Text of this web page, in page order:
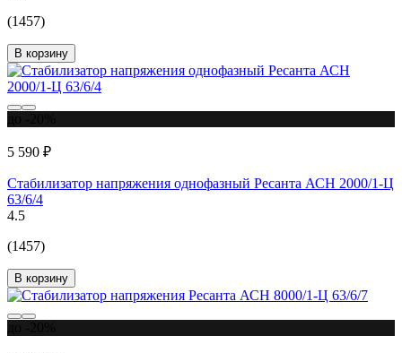
(1457)
В корзину
5 590 ₽
Стабилизатор напряжения однофазный Ресанта АСН 2000/1-Ц
63/6/4
4.5
(1457)
В корзину